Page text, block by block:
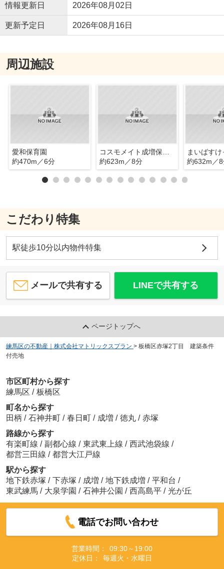
情報更新日 2026年08月02日
更新予定日 2026年08月16日
周辺施設
愛和保育園
約470m／6分
約623m／8分
約632m／
こだわり特集
駅徒歩10分以内物件特集
メールで共有する LINEで共有する
ページトップへ
練馬区の不動産｜株式会社マトリックスプラン > 板橋区赤塚2丁目 建築条件
付売地
市区町村から探す
練馬区 / 板橋区
町名から探す
田柄 / 石神井町 / 春日町 / 成増 / 徳丸 / 赤塚
路線から探す
有楽町線 / 副都心線 / 東武東上線 / 西武池袋線 /
都営三田線 / 都営大江戸線
駅から探す
地下鉄赤塚 / 下赤塚 / 成増 / 地下鉄成増 / 平和台 /
東武練馬 / 大泉学園 / 石神井公園 / 西高島平 / 光が丘
電話でお問い合わせ
営業時間：
09:30～19:00
定休日：
毎週火・水曜日